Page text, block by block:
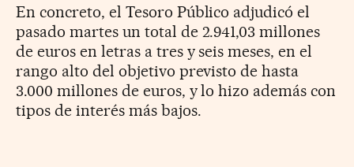
En concreto, el Tesoro Público adjudicó el
pasado martes un total de 2.941,03 millones
de euros en letras a tres y seis meses, en el
rango alto del objetivo previsto de hasta
3.000 millones de euros, y lo hizo además con
tipos de interés más bajos.